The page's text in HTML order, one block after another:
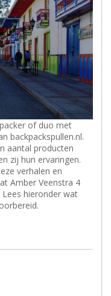
of duo met
backpackspullen.nl.
aantal producten
zij hun ervaringen.
verhalen en
Amber Veenstra 4
Lees hieronder wat